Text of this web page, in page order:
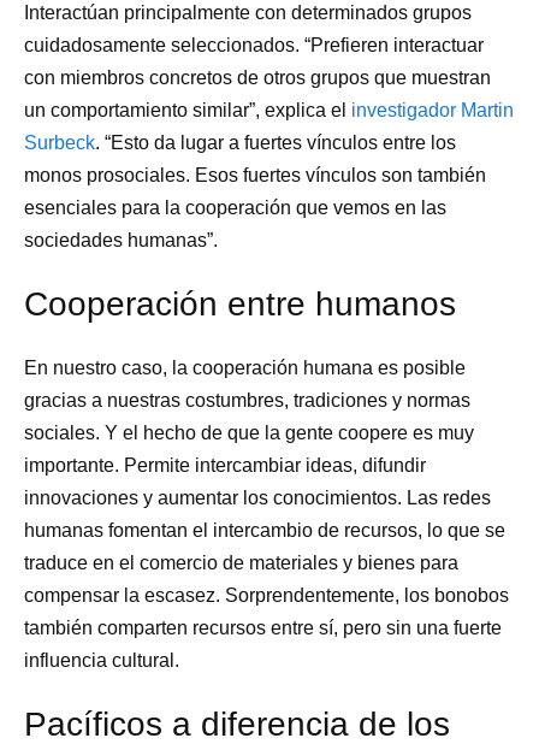
Interactúan principalmente con determinados grupos
cuidadosamente seleccionados. “Prefieren interactuar
con miembros concretos de otros grupos que muestran
un comportamiento similar”, explica el investigador Martin
Surbeck. “Esto da lugar a fuertes vínculos entre los
monos prosociales. Esos fuertes vínculos son también
esenciales para la cooperación que vemos en las
sociedades humanas”.
Cooperación entre humanos
En nuestro caso, la cooperación humana es posible
gracias a nuestras costumbres, tradiciones y normas
sociales. Y el hecho de que la gente coopere es muy
importante. Permite intercambiar ideas, difundir
innovaciones y aumentar los conocimientos. Las redes
humanas fomentan el intercambio de recursos, lo que se
traduce en el comercio de materiales y bienes para
compensar la escasez. Sorprendentemente, los bonobos
también comparten recursos entre sí, pero sin una fuerte
influencia cultural.
Pacíficos a diferencia de los